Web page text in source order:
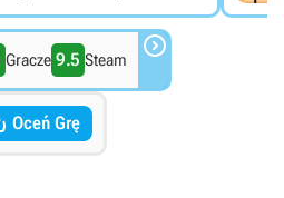
Gracze 9.5 Steam 
Oceń Grę